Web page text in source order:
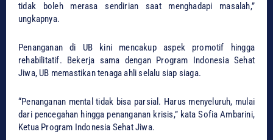
tidak boleh merasa sendirian saat menghadapi masalah,”
ungkapnya.
​Penanganan di UB kini mencakup aspek promotif hingga
rehabilitatif. Bekerja sama dengan Program Indonesia Sehat
Jiwa, UB memastikan tenaga ahli selalu siap siaga.
​“Penanganan mental tidak bisa parsial. Harus menyeluruh, mulai
dari pencegahan hingga penanganan krisis,” kata Sofia Ambarini,
Ketua Program Indonesia Sehat Jiwa.